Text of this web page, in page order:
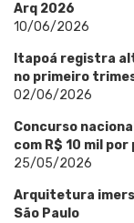
Arq 2026
10/06/2026
Itapoá registra
no primeiro
02/06/2026
Concurso
com R$ 10 mil
25/05/2026
Arquitetura
São Paulo